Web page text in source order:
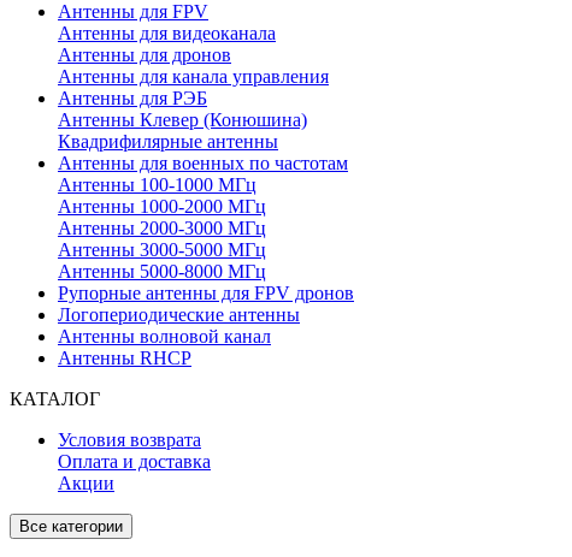
Антенны для FPV
Антенны для видеоканала
Антенны для дронов
Антенны для канала управления
Антенны для РЭБ
Антенны Клевер (Конюшина)
Квадрифилярные антенны
Антенны для военных по частотам
Антенны 100-1000 МГц
Антенны 1000-2000 МГц
Антенны 2000-3000 МГц
Антенны 3000-5000 МГц
Антенны 5000-8000 МГц
Рупорные антенны для FPV дронов
Логопериодические антенны
Антенны волновой канал
Антенны RHCP
КАТАЛОГ
Условия возврата
Оплата и доставка
Акции
Все категории